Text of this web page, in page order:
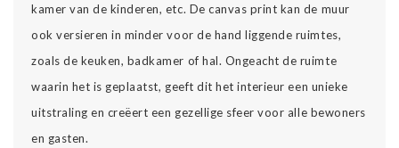
kamer van de kinderen, etc. De canvas print kan de muur
ook versieren in minder voor de hand liggende ruimtes,
zoals de keuken, badkamer of hal. Ongeacht de ruimte
waarin het is geplaatst, geeft dit het interieur een unieke
uitstraling en creëert een gezellige sfeer voor alle bewoners
en gasten.